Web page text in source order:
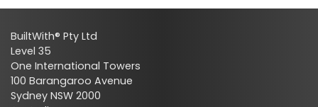
BuiltWith® Pty Ltd
Level 35
One International Towers
100 Barangaroo Avenue
Sydney NSW 2000